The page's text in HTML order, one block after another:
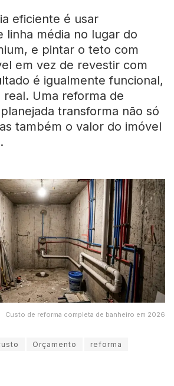
eficiente é usar
linha média no lugar do
e pintar o teto com
em vez de revestir com
é igualmente funcional,
real. Uma reforma de
transforma não só
também o valor do imóvel
Custo de reforma completa de banheiro em 2026
Orçamento reforma